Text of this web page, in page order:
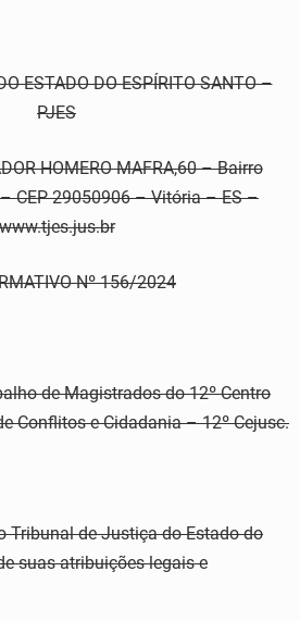
ESTADO DO ESPÍRITO SANTO –
PJES
HOMERO MAFRA,60 – Bairro
– CEP 29050906 – Vitória – ES –
Nº 156/2024
de Magistrados do 12º Centro
Conflitos e Cidadania – 12º Cejusc.
Tribunal de Justiça do Estado do
suas atribuições legais e